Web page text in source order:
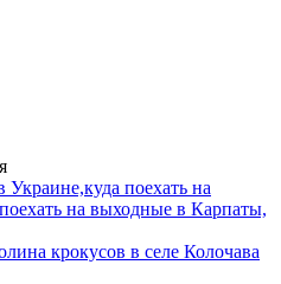
крокусов в селе Колочава